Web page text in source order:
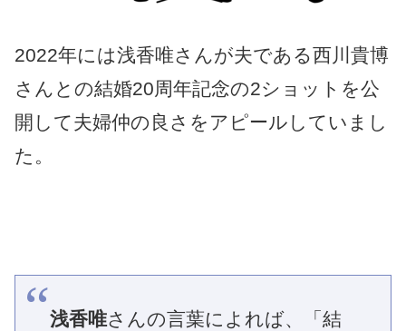
2022年には浅香唯さんが夫である西川貴博
さんとの結婚20周年記念の2ショットを公
開して夫婦仲の良さをアピールしていまし
た。
浅香唯さんの言葉によれば、「結